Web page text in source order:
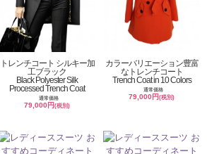
トレンチコート シルキー加
工ブラック
Black Polyester Silk
Processed Trench Coat
通常価格
79,000円(税別)
カラーバリエーション豊富
なトレンチコート
Trench Coat in 10 Colors
通常価格
79,000円(税別)